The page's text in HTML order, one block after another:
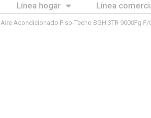
Línea hogar Línea
Aire Acondicionado Piso-Techo BGH 3TR 9000Fg F/